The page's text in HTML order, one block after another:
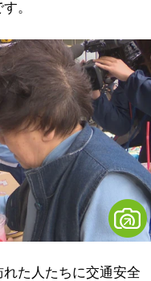
。
た人たちに交通安全